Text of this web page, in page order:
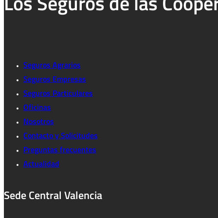
Seguros Agrarios
Seguros Empresas
Seguros Particulares
Oficinas
Nosotros
Contacto y Solicitudes
Preguntas frecuentes
Actualidad
Sede Central Valencia